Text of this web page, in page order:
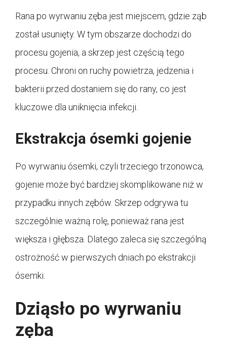
Rana po wyrwaniu zęba jest miejscem, gdzie ząb
został usunięty. W tym obszarze dochodzi do
procesu gojenia, a skrzep jest częścią tego
procesu. Chroni on ruchy powietrza, jedzenia i
bakterii przed dostaniem się do rany, co jest
kluczowe dla uniknięcia infekcji.
Ekstrakcja ósemki gojenie
Po wyrwaniu ósemki, czyli trzeciego trzonowca,
gojenie może być bardziej skomplikowane niż w
przypadku innych zębów. Skrzep odgrywa tu
szczególnie ważną rolę, ponieważ rana jest
większa i głębsza. Dlatego zaleca się szczególną
ostrożność w pierwszych dniach po ekstrakcji
ósemki.
Dziąsło po wyrwaniu
zęba